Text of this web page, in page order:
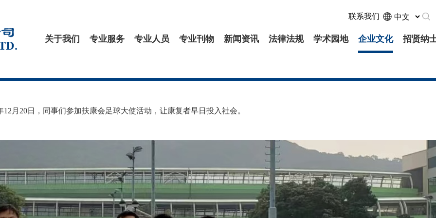
联系我们
关于我们 专业服务 专业人员 专业刊物 新闻资讯 法律法规 学术园地 企业文化 招贤纳
12月20日，同事们参加扶康会足球大使活动，让康复者早日投入社会。